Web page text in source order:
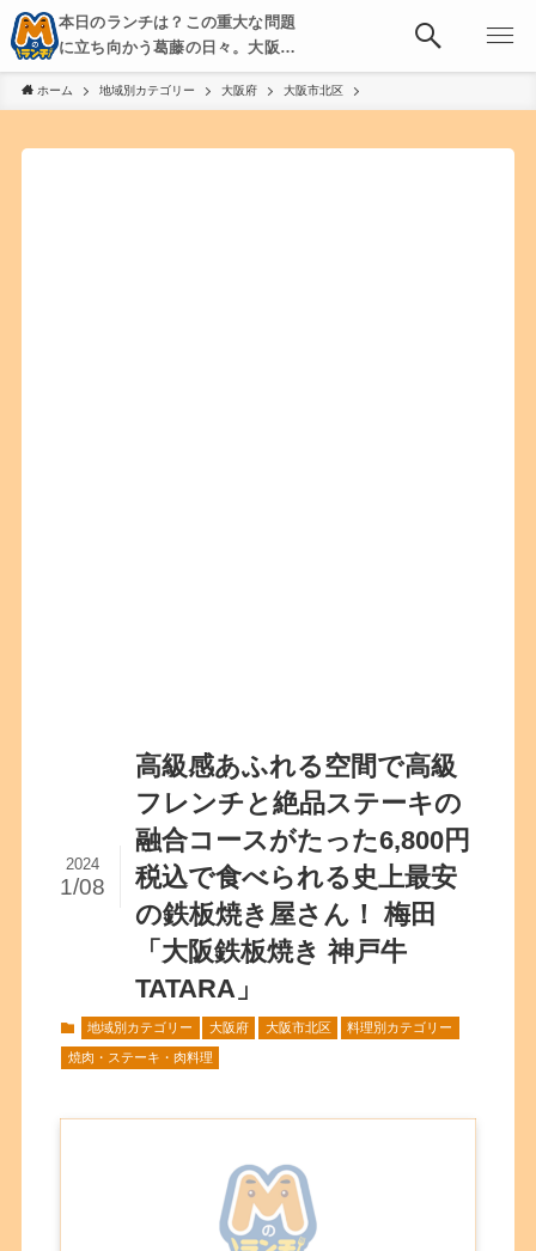
本日のランチは？この重大な問題
に立ち向かう葛藤の日々。大阪・
京都・神戸を中心とした食べ歩
き、飲み歩きを綴る。
ホーム 地域別カテゴリー 大阪府 大阪市北区
高級感あふれる空間で高級
フレンチと絶品ステーキの
融合コースがたった6,800円
税込で食べられる史上最安
の鉄板焼き屋さん！ 梅田
「大阪鉄板焼き 神戸牛
TATARA」
2024
1/08
地域別カテゴリー 大阪府 大阪市北区 料理別カテゴリー
焼肉・ステーキ・肉料理